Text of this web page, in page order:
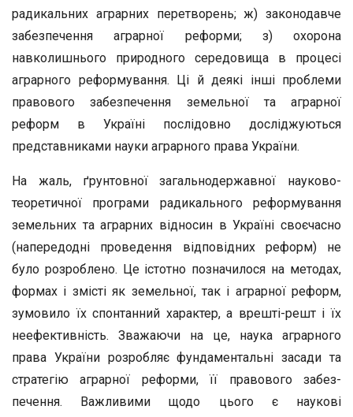
радикальних аграрних перет­ворень; ж) законодавче
забезпечення аграрної реформи; з) охорона
навколишнього природного середовища в процесі
аграрного ре­формування. Ці й деякі інші проблеми
правового забезпечення зе­мельної та аграрної
реформ в Україні послідовно досліджуються
представниками науки аграрного права України.
На жаль, ґрунтовної загальнодержавної науково-
теоретичної програми радикального реформування
земельних та аграрних відносин в Україні своєчасно
(напередодні проведення відповід­них реформ) не
було розроблено. Це істотно позначилося на ме­тодах,
формах і змісті як земельної, так і аграрної реформ,
зумо­вило їх спонтанний характер, а врешті-решт і їх
неефективність. Зважаючи на це, наука аграрного
права України розробляє фунда­ментальні засади та
стратегію аграрної реформи, її правового забез­
печення. Важливими щодо цього є наукові